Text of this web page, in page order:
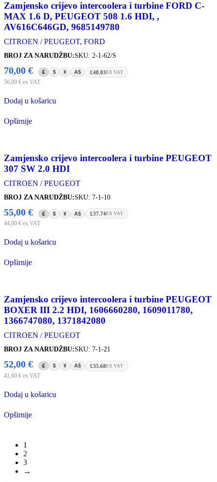
Zamjensko crijevo intercoolera i turbine FORD C-
MAX 1.6 D, PEUGEOT 508 1.6 HDI, ,
AV616C646GD, 9685149780
CITROEN / PEUGEOT, FORD
BROJ ZA NARUDŽBU:SKU: 2-1-62/S
70,00 € £ $ ¥ A$ £48.03EX VAT
56,00 € ex VAT
Dodaj u košaricu
Opširnije
Zamjensko crijevo intercoolera i turbine PEUGEOT
307 SW 2.0 HDI
CITROEN / PEUGEOT
BROJ ZA NARUDŽBU:SKU: 7-1-10
55,00 € £ $ ¥ A$ £37.74EX VAT
44,00 € ex VAT
Dodaj u košaricu
Opširnije
Zamjensko crijevo intercoolera i turbine PEUGEOT
BOXER III 2.2 HDI, 1606660280, 1609011780,
1366747080, 1371842080
CITROEN / PEUGEOT
BROJ ZA NARUDŽBU:SKU: 7-1-21
52,00 € £ $ ¥ A$ £35.68EX VAT
41,60 € ex VAT
Dodaj u košaricu
Opširnije
1
2
3
→